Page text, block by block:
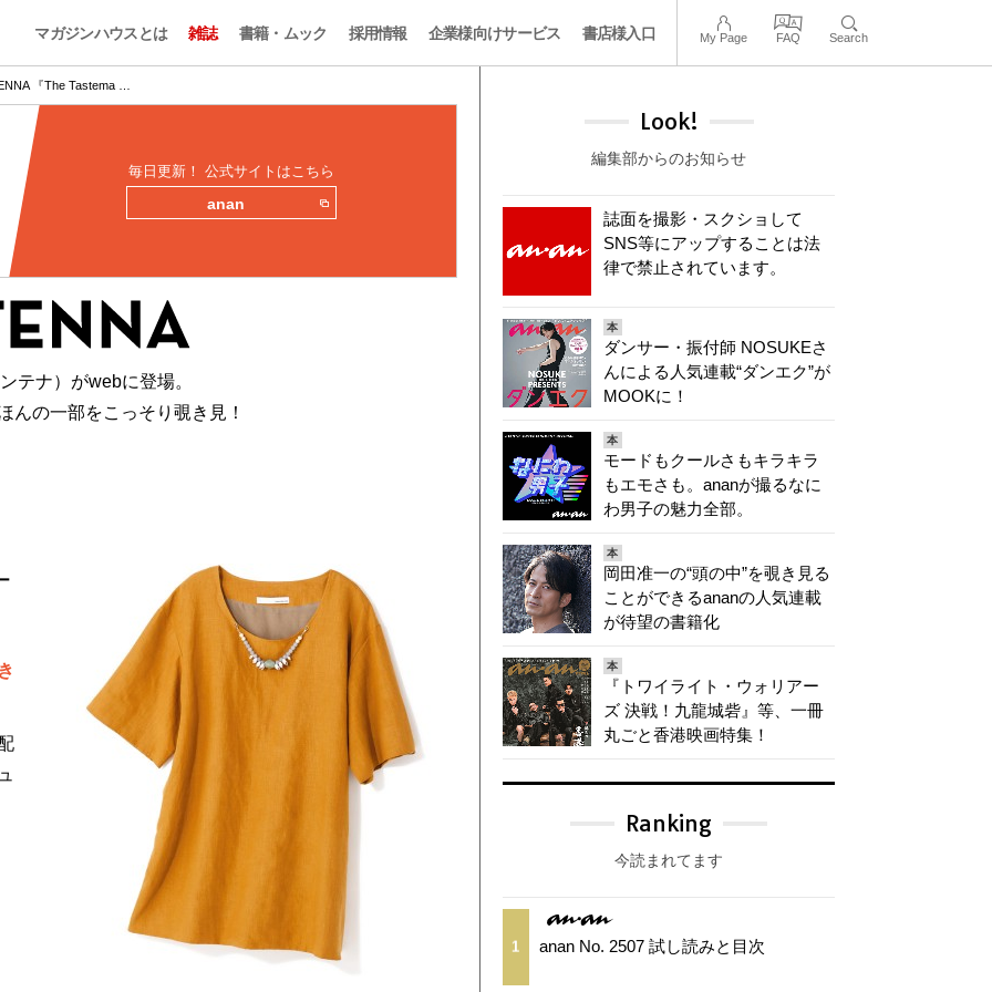
マガジンハウスとは 雑誌 書籍・ムック 採用情報 企業様向けサービス 書店様入口 My Page FAQ Search
『The Tastema …
毎日更新！ 公式サイトはこちら
anan
テナ）がwebに登場。
んの一部をこっそり覗き見！
Look!
編集部からのお知らせ
誌面を撮影・スクショして
SNS等にアップすることは法
律で禁止されています。
本
ダンサー・振付師 NOSUKEさ
んによる人気連載“ダンエク”が
MOOKに！
本
モードもクールさもキラキラ
もエモさも。ananが撮るなに
わ男子の魅力全部。
本
岡田准一の“頭の中”を覗き見る
ことができるananの人気連載
が待望の書籍化
本
『トワイライト・ウォリアー
ズ 決戦！九龍城砦』等、一冊
丸ごと香港映画特集！
Ranking
今読まれてます
1 anan No. 2507 試し読みと目次